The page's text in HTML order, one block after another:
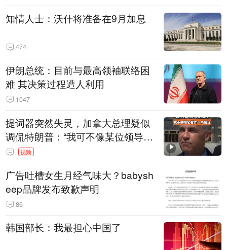
知情人士：沃什将准备在9月加息
474
伊朗总统：目前与最高领袖联络困
难 其决策过程遭人利用
1047
提词器突然失灵，加拿大总理疑似
调侃特朗普：“我可不像某位领导
人，把这当成一场阴谋”，全场哄笑
视频
广告吐槽女生月经气味大？babysh
eep品牌发布致歉声明
86
韩国部长：我最担心中国了